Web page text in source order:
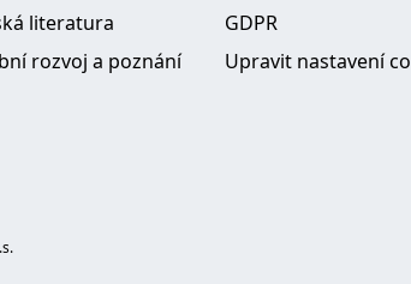
literatura
rozvoj a poznání
GDPR
Upravit nastavení